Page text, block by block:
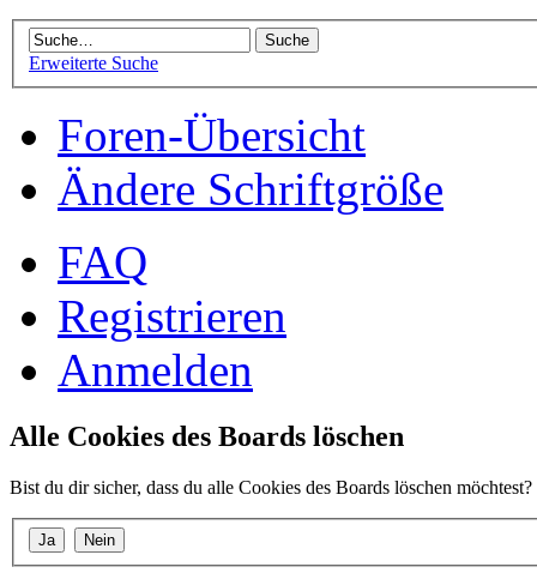
Erweiterte Suche
Foren-Übersicht
Ändere Schriftgröße
FAQ
Registrieren
Anmelden
Alle Cookies des Boards löschen
Bist du dir sicher, dass du alle Cookies des Boards löschen möchtest?